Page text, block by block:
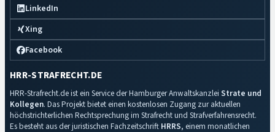
LinkedIn
Xing
Facebook
HRR-STRAFRECHT.DE
HRR-Strafrecht.de ist ein Service der Hamburger Anwaltskanzlei Strate und
Kollegen. Das Projekt bietet einen kostenlosen Zugang zur aktuellen
höchstrichterlichen Rechtsprechung im Strafrecht und Strafverfahrensrecht.
Es besteht aus der juristischen Fachzeitschrift HRRS, einem monatlichen